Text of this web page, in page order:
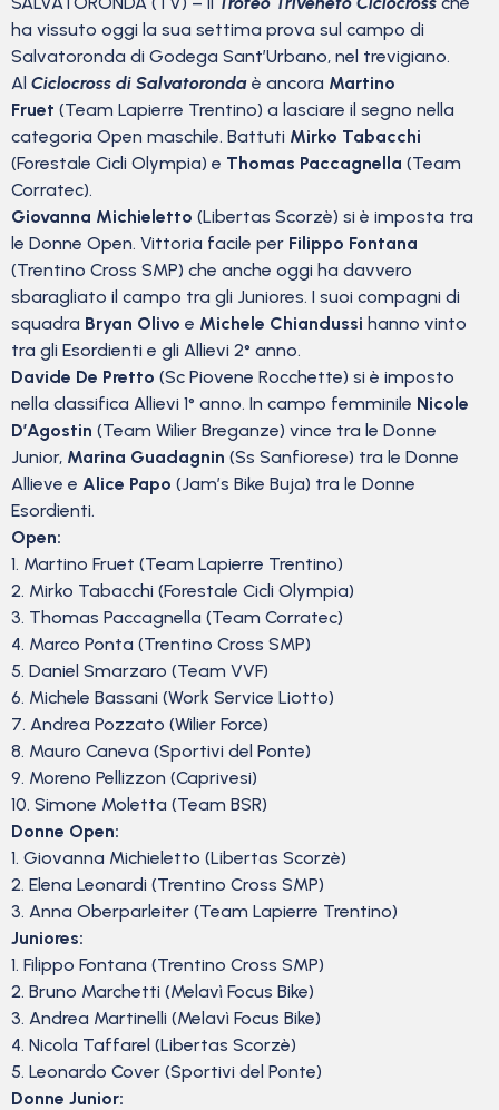
ha vissuto oggi la sua settima prova sul campo di
Salvatoronda di Godega Sant’Urbano, nel trevigiano.
Al Ciclocross di Salvatoronda è ancora Martino
Fruet (Team Lapierre Trentino) a lasciare il segno nella
categoria Open maschile. Battuti Mirko Tabacchi
(Forestale Cicli Olympia) e Thomas Paccagnella (Team
Corratec).
Giovanna Michieletto (Libertas Scorzè) si è imposta tra
le Donne Open. Vittoria facile per Filippo Fontana
(Trentino Cross SMP) che anche oggi ha davvero
sbaragliato il campo tra gli Juniores. I suoi compagni di
squadra Bryan Olivo e Michele Chiandussi hanno vinto
tra gli Esordienti e gli Allievi 2° anno.
Davide De Pretto (Sc Piovene Rocchette) si è imposto
nella classifica Allievi 1° anno. In campo femminile Nicole
D’Agostin (Team Wilier Breganze) vince tra le Donne
Junior, Marina Guadagnin (Ss Sanfiorese) tra le Donne
Allieve e Alice Papo (Jam’s Bike Buja) tra le Donne
Esordienti.
Open:
1. Martino Fruet (Team Lapierre Trentino)
2. Mirko Tabacchi (Forestale Cicli Olympia)
3. Thomas Paccagnella (Team Corratec)
4. Marco Ponta (Trentino Cross SMP)
5. Daniel Smarzaro (Team VVF)
6. Michele Bassani (Work Service Liotto)
7. Andrea Pozzato (Wilier Force)
8. Mauro Caneva (Sportivi del Ponte)
9. Moreno Pellizzon (Caprivesi)
10. Simone Moletta (Team BSR)
Donne Open:
1. Giovanna Michieletto (Libertas Scorzè)
2. Elena Leonardi (Trentino Cross SMP)
3. Anna Oberparleiter (Team Lapierre Trentino)
Juniores:
1. Filippo Fontana (Trentino Cross SMP)
2. Bruno Marchetti (Melavì Focus Bike)
3. Andrea Martinelli (Melavì Focus Bike)
4. Nicola Taffarel (Libertas Scorzè)
5. Leonardo Cover (Sportivi del Ponte)
Donne Junior: